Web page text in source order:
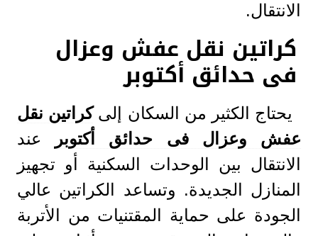
الانتقال.
كراتين نقل عفش وعزال
فى حدائق أكتوبر
يحتاج الكثير من السكان إلىكراتين نقل
عفش وعزال فى حدائق أكتوبر
عند
الانتقال بين الوحدات السكنية أو تجهيز
المنازل الجديدة. وتساعد الكراتين عالي
الجودة على حماية المقتنيات من الأتربة